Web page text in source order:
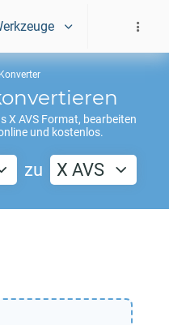
X AVS Format, bearbeiten
und kostenlos.
zu X AVS